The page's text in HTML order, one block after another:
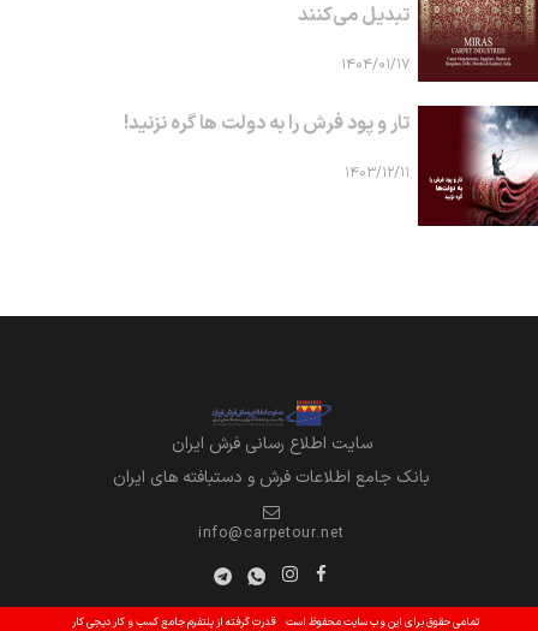
تبدیل می‌کنند
۱۴۰۴/۰۱/۱۷
تار و پود فرش را به دولت ها گره نزنید!
۱۴۰۳/۱۲/۱۱
سايت اطلاع رساني فرش ايران
بانک جامع اطلاعات فرش و دستبافته های ایران
info@carpetour.net
تمامی حقوق برای این وب سایت محفوظ است قدرت گرفته از پلتفرم جامع کسب و کار دیجی کار